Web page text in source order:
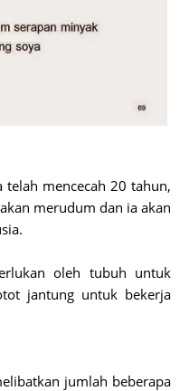
mencecah 20 tahun,
merudum dan ia akan
oleh tubuh untuk
jantung untuk bekerja
jumlah beberapa